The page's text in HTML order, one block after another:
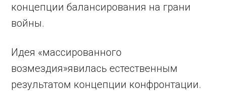
концепции балансирования на грани
войны.
Идея «массированного
возмездия»явилась естественным
результатом концепции конфронтации.